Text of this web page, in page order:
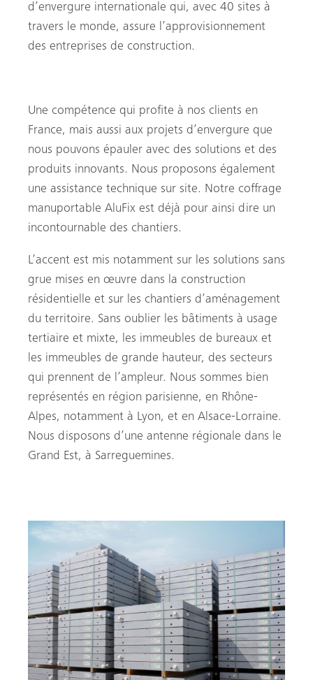
d’envergure internationale qui, avec 40 sites à
travers le monde, assure l’approvisionnement
des entreprises de construction.
Une compétence qui profite à nos clients en
France, mais aussi aux projets d’envergure que
nous pouvons épauler avec des solutions et des
produits innovants. Nous proposons également
une assistance technique sur site. Notre coffrage
manuportable AluFix est déjà pour ainsi dire un
incontournable des chantiers.
L’accent est mis notamment sur les solutions sans
grue mises en œuvre dans la construction
résidentielle et sur les chantiers d’aménagement
du territoire. Sans oublier les bâtiments à usage
tertiaire et mixte, les immeubles de bureaux et
les immeubles de grande hauteur, des secteurs
qui prennent de l’ampleur. Nous sommes bien
représentés en région parisienne, en Rhône-
Alpes, notamment à Lyon, et en Alsace-Lorraine.
Nous disposons d’une antenne régionale dans le
Grand Est, à Sarreguemines.